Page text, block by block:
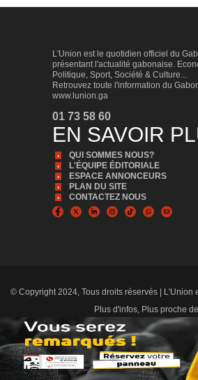
BANNER_BAS
L'Union est le quotidien officiel du
présentant l'actualité gabonaise.
Politique, Sport, Société & Culture...
Retrouvez toute l'information du
www.lunion.ga
01 73 58 60
EN SAVOIR
QUI SOMMES NOUS?
L'ÉQUIPE ÉDITORIALE
ESPACE ANNONCEURS
PLAN DU SITE
CONTACTEZ NOUS
© Copyright 2024, Tous droits réservés | L'Union
Plus d'infos, Plus proche